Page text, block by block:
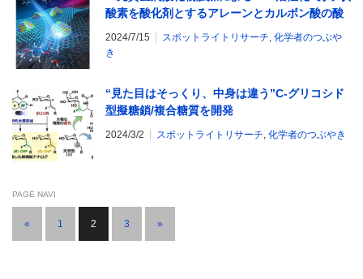
酸素を酸化剤とするアレーンとカルボン酸の酸
化的カップリング
2024/7/15 スポットライトリサーチ 化学者のつぶや
き
“見た目はそっくり、中身は違う”C-グリコシド
型擬糖鎖/複合糖質を開発
2024/3/2 スポットライトリサーチ 化学者のつぶやき
PAGE NAVI
« 1 2 3 »